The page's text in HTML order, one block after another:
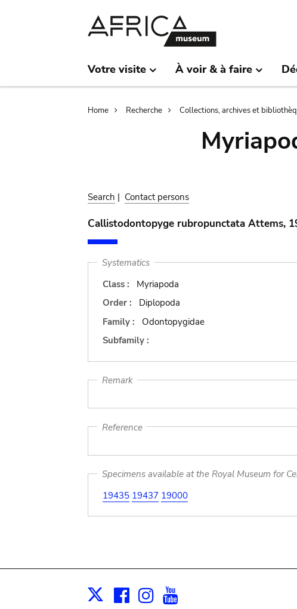
Votre visite À voir & à faire
Breadcrumb
Home Recherche Collections, archives et
Search | Contact persons
Callistodontopyge rubropunctata Attems,
Systematics
Class :
Myriapoda
Order :
Diplopoda
Family :
Odontopygidae
Subfamily :
Remark
Reference
Specimens available at the Royal Museum for
19435 19437 19000
X Facebook
Instagram